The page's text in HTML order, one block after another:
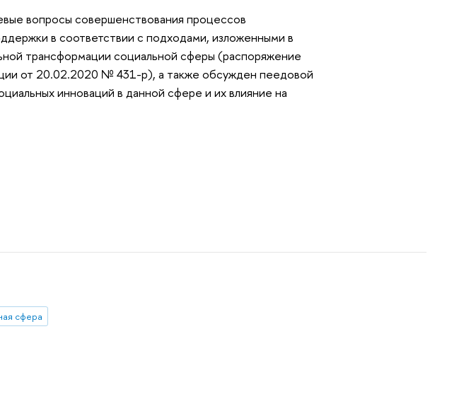
вопросы совершенствования процессов
в соответствии с подходами, изложенными в
трансформации социальной сферы (распоряжение
от 20.02.2020 № 431-р), а также обсужден пеедовой
инноваций в данной сфере и их влияние на
сфера